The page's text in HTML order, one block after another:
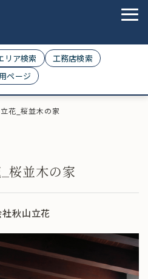
リア検索
工務店検索
ページ
花_桜並木の家
桜並木の家
秋山立花